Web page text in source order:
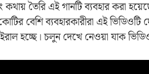
তৈরি এই গানটি ব্যবহার করা
বেশি ব্যবহারকারীরা এই ভিডিওটি
হচ্ছে। চলুন দেখে নেওয়া যাক